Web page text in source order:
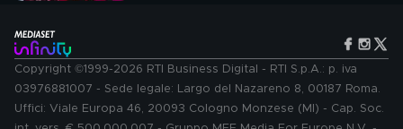
Copyright ©1999-2026 RTI Business Digital - RTI S.p.A.: p. iva
03976881007 - Sede legale: Largo del Nazareno 8, 00187 Roma.
Uffici: Viale Europa 46, 20093 Cologno Monzese (MI) - Cap. Soc.